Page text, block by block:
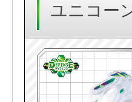
ユニコー